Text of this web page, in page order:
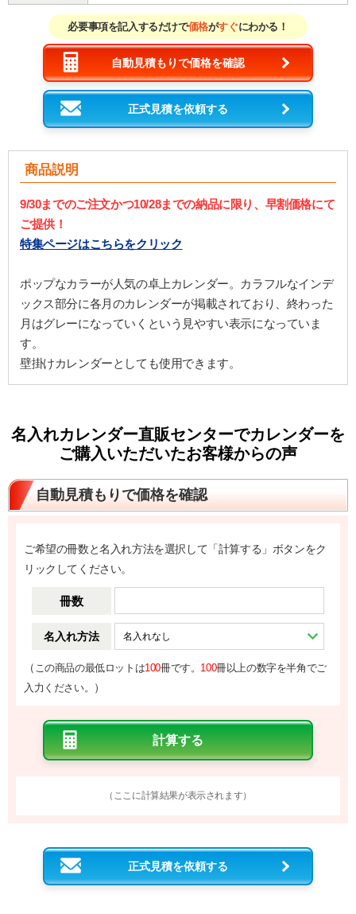
必要事項を記入するだけで価格がすぐにわかる！
自動見積もりで価格を確認
正式見積を依頼する
商品説明
9/30までのご注文かつ10/28までの納品に限り、早割価格にて
ご提供！
特集ページはこちらをクリック
ポップなカラーが人気の卓上カレンダー。カラフルなインデ
ックス部分に各月のカレンダーが掲載されており、終わった
月はグレーになっていくという見やすい表示になっていま
す。
壁掛けカレンダーとしても使用できます。
名入れカレンダー直販センターでカレンダーを
ご購入いただいたお客様からの声
自動見積もりで価格を確認
ご希望の冊数と名入れ方法を選択して「計算する」ボタンをク
リックしてください。
冊数
名入れ方法
（ この商品の最低ロットは100冊です。 100冊以上の数字を半角でご
入力ください。
）
（ここに計算結果が表示されます）
正式見積を依頼する